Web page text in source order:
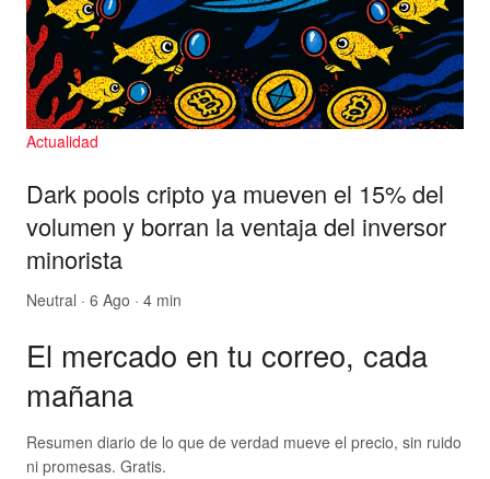
Actualidad
Dark pools cripto ya mueven el 15% del
volumen y borran la ventaja del inversor
minorista
Neutral · 6 Ago · 4 min
El mercado en tu correo, cada
mañana
Resumen diario de lo que de verdad mueve el precio, sin ruido
ni promesas. Gratis.